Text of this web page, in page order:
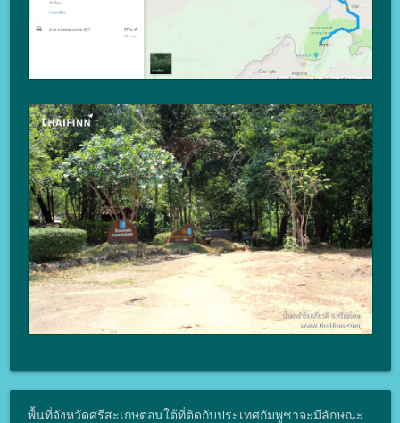
พื้นที่จังหวัดศรีสะเกษตอนใต้ที่ติดกับประเทศกัมพูชาจะมีลักษณะ